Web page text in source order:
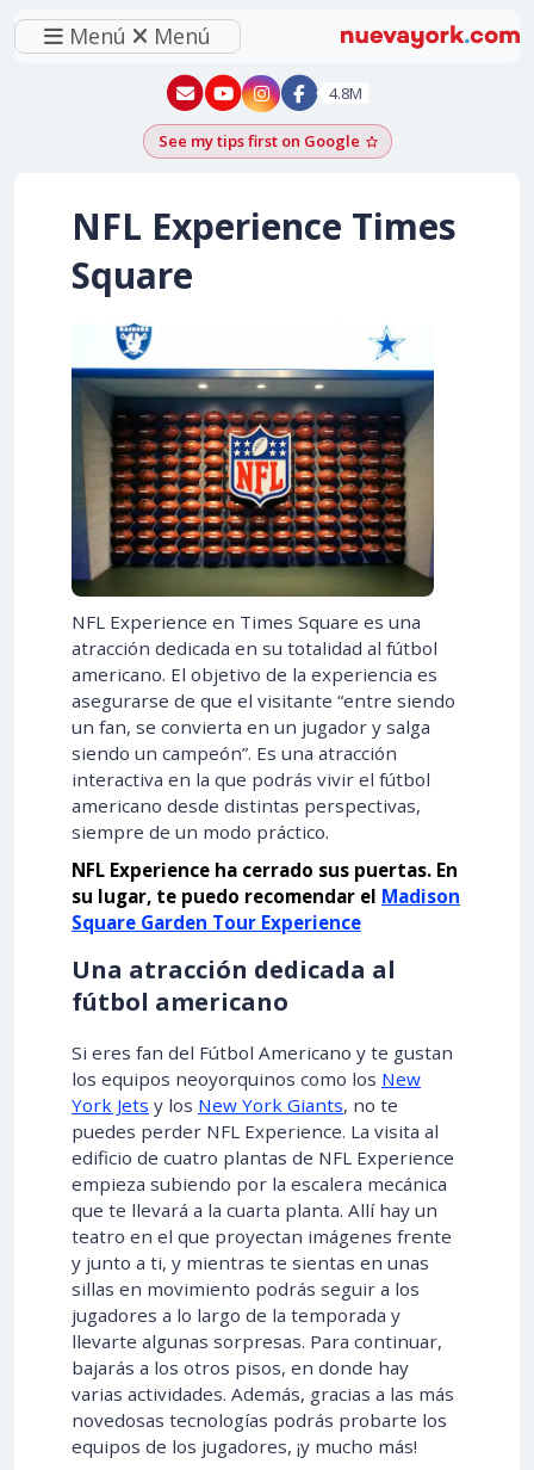
Menú Menú
New York - YouTube
New York - Instagram
4.8M
See my tips first on GoogleAdd as a Google
NFL Experience Times
Square
NFL Experience en Times Square es una
atracción dedicada en su totalidad al fútbol
americano. El objetivo de la experiencia es
asegurarse de que el visitante “entre siendo
un fan, se convierta en un jugador y salga
siendo un campeón”. Es una atracción
interactiva en la que podrás vivir el fútbol
americano desde distintas perspectivas,
siempre de un modo práctico.
NFL Experience ha cerrado sus puertas. En
su lugar, te puedo recomendar el Madison
Square Garden Tour Experience
Una atracción dedicada al
fútbol americano
Si eres fan del Fútbol Americano y te gustan
los equipos neoyorquinos como los New
York Jets y los New York Giants, no te
puedes perder NFL Experience. La visita al
edificio de cuatro plantas de NFL Experience
empieza subiendo por la escalera mecánica
que te llevará a la cuarta planta. Allí hay un
teatro en el que proyectan imágenes frente
y junto a ti, y mientras te sientas en unas
sillas en movimiento podrás seguir a los
jugadores a lo largo de la temporada y
llevarte algunas sorpresas. Para continuar,
bajarás a los otros pisos, en donde hay
varias actividades. Además, gracias a las más
novedosas tecnologías podrás probarte los
equipos de los jugadores, ¡y mucho más!